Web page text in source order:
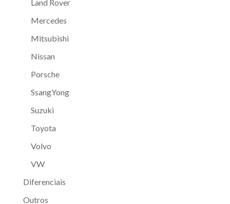
Land Rover
Mercedes
Mitsubishi
Nissan
Porsche
SsangYong
Suzuki
Toyota
Volvo
VW
Diferenciais
Outros